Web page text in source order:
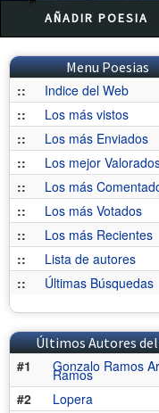
AÑADIR POESIA
Menu Poesias
::
Indice del Web
::
Los más vistos
::
Los más Enviados
::
Los mejor
::
Los más
::
Los más Votados
::
Los más Recientes
::
Lista de autores
::
Últimas Búsquedas
Últimos Autores
#1
Gonzalo Ramos
Ramos
#2
Lopera